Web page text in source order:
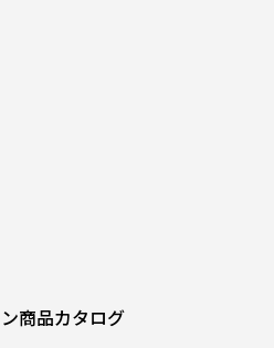
商品カタログ